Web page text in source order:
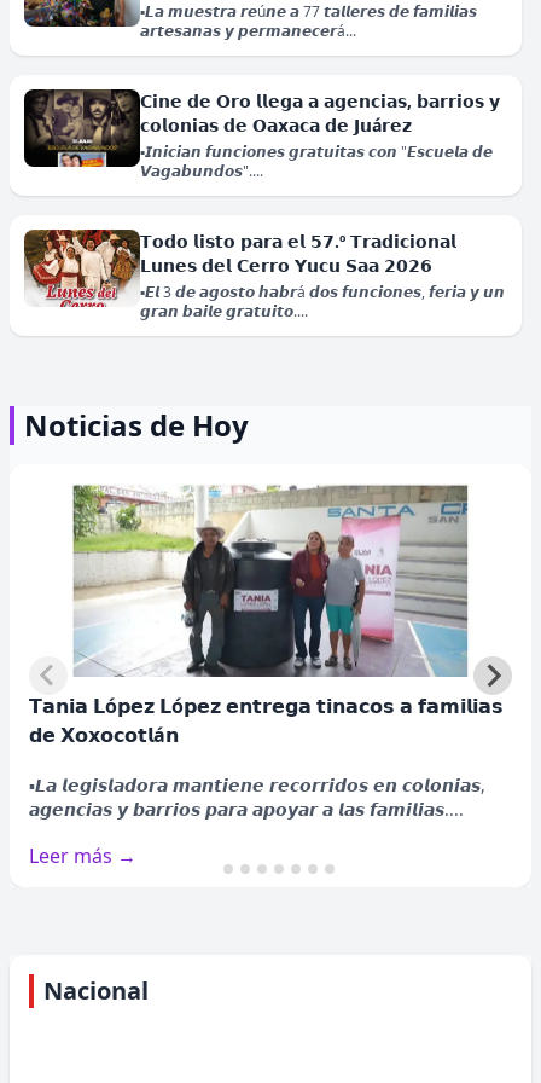
▪️𝙇𝙖 𝙢𝙪𝙚𝙨𝙩𝙧𝙖 𝙧𝙚ú𝙣𝙚 𝙖 77 𝙩𝙖𝙡𝙡𝙚𝙧𝙚𝙨 𝙙𝙚 𝙛𝙖𝙢𝙞𝙡𝙞𝙖𝙨
𝙖𝙧𝙩𝙚𝙨𝙖𝙣𝙖𝙨 𝙮 𝙥𝙚𝙧𝙢𝙖𝙣𝙚𝙘𝙚𝙧á...
𝗖𝗶𝗻𝗲 𝗱𝗲 𝗢𝗿𝗼 𝗹𝗹𝗲𝗴𝗮 𝗮 𝗮𝗴𝗲𝗻𝗰𝗶𝗮𝘀, 𝗯𝗮𝗿𝗿𝗶𝗼𝘀 𝘆
𝗰𝗼𝗹𝗼𝗻𝗶𝗮𝘀 𝗱𝗲 𝗢𝗮𝘅𝗮𝗰𝗮 𝗱𝗲 𝗝𝘂á𝗿𝗲𝘇
▪️𝙄𝙣𝙞𝙘𝙞𝙖𝙣 𝙛𝙪𝙣𝙘𝙞𝙤𝙣𝙚𝙨 𝙜𝙧𝙖𝙩𝙪𝙞𝙩𝙖𝙨 𝙘𝙤𝙣 "𝙀𝙨𝙘𝙪𝙚𝙡𝙖 𝙙𝙚
𝙑𝙖𝙜𝙖𝙗𝙪𝙣𝙙𝙤𝙨"....
𝗧𝗼𝗱𝗼 𝗹𝗶𝘀𝘁𝗼 𝗽𝗮𝗿𝗮 𝗲𝗹 𝟱𝟳.º 𝗧𝗿𝗮𝗱𝗶𝗰𝗶𝗼𝗻𝗮𝗹
𝗟𝘂𝗻𝗲𝘀 𝗱𝗲𝗹 𝗖𝗲𝗿𝗿𝗼 𝗬𝘂𝗰𝘂 𝗦𝗮𝗮 𝟮𝟬𝟮𝟲
▪️𝙀𝙡 3 𝙙𝙚 𝙖𝙜𝙤𝙨𝙩𝙤 𝙝𝙖𝙗𝙧á 𝙙𝙤𝙨 𝙛𝙪𝙣𝙘𝙞𝙤𝙣𝙚𝙨, 𝙛𝙚𝙧𝙞𝙖 𝙮 𝙪𝙣
𝙜𝙧𝙖𝙣 𝙗𝙖𝙞𝙡𝙚 𝙜𝙧𝙖𝙩𝙪𝙞𝙩𝙤....
▪️𝙀𝙡 𝙚𝙨𝙥𝙚𝙘𝙩á𝙘𝙪𝙡𝙤 𝙨𝙚 𝙥𝙧𝙚𝙨𝙚𝙣𝙩𝙖𝙧á 𝙖 𝙡𝙖𝙨 20:00 𝙝𝙤𝙧𝙖𝙨
Noticias de Hoy
𝗧𝗮𝗻𝗶𝗮 𝗟ó𝗽𝗲𝘇 𝗟ó𝗽𝗲𝘇 𝗲𝗻𝘁𝗿𝗲𝗴𝗮 𝘁𝗶𝗻𝗮𝗰𝗼𝘀 𝗮 𝗳𝗮𝗺𝗶𝗹𝗶𝗮𝘀
𝗱𝗲 𝗫𝗼𝘅𝗼𝗰𝗼𝘁𝗹á𝗻
▪️𝙇𝙖 𝙡𝙚𝙜𝙞𝙨𝙡𝙖𝙙𝙤𝙧𝙖 𝙢𝙖𝙣𝙩𝙞𝙚𝙣𝙚 𝙧𝙚𝙘𝙤𝙧𝙧𝙞𝙙𝙤𝙨 𝙚𝙣 𝙘𝙤𝙡𝙤𝙣𝙞𝙖𝙨,
𝙖𝙜𝙚𝙣𝙘𝙞𝙖𝙨 𝙮 𝙗𝙖𝙧𝙧𝙞𝙤𝙨 𝙥𝙖𝙧𝙖 𝙖𝙥𝙤𝙮𝙖𝙧 𝙖 𝙡𝙖𝙨 𝙛𝙖𝙢𝙞𝙡𝙞𝙖𝙨....
Leer más →
Nacional
𝗡𝗶𝗰𝗼𝗹á𝘀 𝗠𝗮𝗱𝘂𝗿𝗼 𝘆 𝗖𝗶𝗹𝗶𝗮 𝗙𝗹𝗼𝗿𝗲𝘀
𝗰𝗼𝗺𝗽𝗮𝗿𝗲𝗰𝗲𝗿á𝗻 𝗲𝘀𝘁𝗲 𝗺𝗶é𝗿𝗰𝗼𝗹𝗲𝘀 𝗮𝗻𝘁𝗲
𝘂𝗻 𝘁𝗿𝗶𝗯𝘂𝗻𝗮𝗹 𝗳𝗲𝗱𝗲𝗿𝗮𝗹 𝗱𝗲 𝗡𝘂𝗲𝘃𝗮 𝗬𝗼𝗿𝗸
▪️𝙇𝙖 𝙖𝙪𝙙𝙞𝙚𝙣𝙘𝙞𝙖 𝙙𝙚 𝙨𝙚𝙜𝙪𝙞𝙢𝙞𝙚𝙣𝙩𝙤 𝙙𝙚𝙛𝙞𝙣𝙞𝙧á 𝙚𝙡
𝙘𝙖𝙡𝙚𝙣𝙙𝙖𝙧𝙞𝙤 𝙥𝙧𝙚𝙫𝙞𝙤 𝙖𝙡 𝙚𝙫𝙚𝙣𝙩𝙪𝙖𝙡 𝙟𝙪𝙞𝙘𝙞𝙤....
"𝗦𝗼𝘆 𝗟𝘂𝗻𝗮" 𝗰𝗼𝗻 𝘂𝗻𝗮 𝗻𝘂𝗲𝘃𝗮
▪️𝙆𝙖𝙧𝙤𝙡 𝙎𝙚𝙫𝙞𝙡𝙡𝙖, 𝙈𝙞𝙘𝙝𝙖𝙚𝙡 𝙍𝙤𝙣𝙙𝙖 𝙮 𝙍𝙪𝙜𝙜𝙚𝙧𝙤